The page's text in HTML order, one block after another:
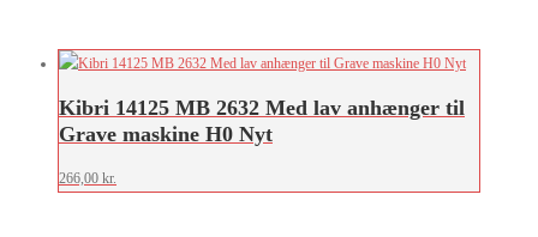
Kibri 14125 MB 2632 Med lav anhænger til
Grave maskine H0 Nyt
266,00 kr.